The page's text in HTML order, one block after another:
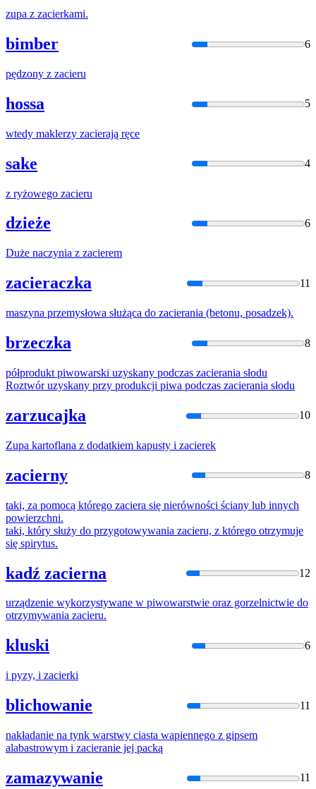
zupa z zacierkami.
bimber 6
pędzony z zacieru
hossa 5
wtedy maklerzy zacierają ręce
sake 4
z ryżowego zacieru
dzieże 6
Duże naczynia z zacierem
zacieraczka 11
maszyna przemysłowa służąca do zacierania (betonu, posadzek).
brzeczka 8
półprodukt piwowarski uzyskany podczas zacierania słodu
Roztwór uzyskany przy produkcji piwa podczas zacierania słodu
zarzucajka 10
Zupa kartoflana z dodatkiem kapusty i zacierek
zacierny 8
taki, za pomocą którego zaciera się nierówności ściany lub innych
powierzchni.
taki, który służy do przygotowywania zacieru, z którego otrzymuje
się spirytus.
kadź zacierna 12
urządzenie wykorzystywane w piwowarstwie oraz gorzelnictwie do
otrzymywania zacieru.
kluski 6
i pyzy, i zacierki
blichowanie 11
nakładanie na tynk warstwy ciasta wapiennego z gipsem
alabastrowym i zacieranie jej packą
zamazywanie 11